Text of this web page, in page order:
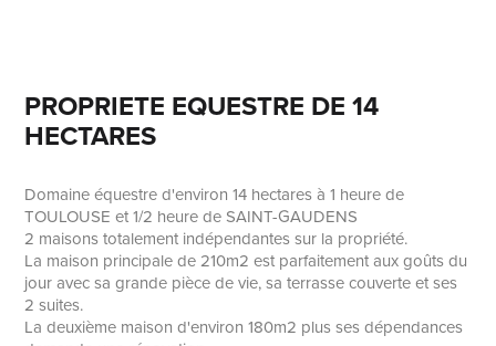
PROPRIETE EQUESTRE DE 14
HECTARES
Domaine équestre d'environ 14 hectares à 1 heure de
TOULOUSE et 1/2 heure de SAINT-GAUDENS
2 maisons totalement indépendantes sur la propriété.
La maison principale de 210m2 est parfaitement aux goûts du
jour avec sa grande pièce de vie, sa terrasse couverte et ses
2 suites.
La deuxième maison d'environ 180m2 plus ses dépendances